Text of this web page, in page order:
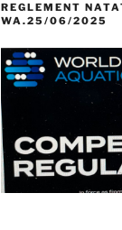
REGLEMENT
WA.25/06/2025